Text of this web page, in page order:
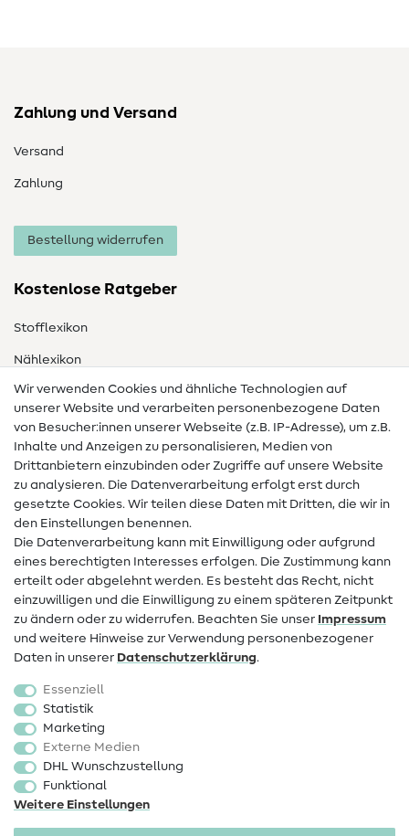
Zahlung und Versand
Versand
Zahlung
Bestellung widerrufen
Kostenlose Ratgeber
Stofflexikon
Nählexikon
Nähanleitungen
Hilfe & Kontakt
Kontakt
Infos zum Betreiberwechsel
Widerrufsrecht
Beliebt
Stoffe
Sale
Schnittmuster
Wir verwenden Cookies und ähnliche Technologien auf
unserer Website und verarbeiten personenbezogene Daten
von Besucher:innen unserer Webseite (z.B. IP-Adresse), um z.B.
Inhalte und Anzeigen zu personalisieren, Medien von
Drittanbietern einzubinden oder Zugriffe auf unsere Website
zu analysieren. Die Datenverarbeitung erfolgt erst durch
gesetzte Cookies. Wir teilen diese Daten mit Dritten, die wir in
den Einstellungen benennen.
Die Datenverarbeitung kann mit Einwilligung oder aufgrund
eines berechtigten Interesses erfolgen. Die Zustimmung kann
erteilt oder abgelehnt werden. Es besteht das Recht, nicht
einzuwilligen und die Einwilligung zu einem späteren Zeitpunkt
zu ändern oder zu widerrufen. Beachten Sie unser Impressum
und weitere Hinweise zur Verwendung personenbezogener
Daten in unserer Daten­schutz­erklärung.
Essenziell
Statistik
Marketing
Externe Medien
DHL Wunschzustellung
Funktional
Weitere Einstellungen